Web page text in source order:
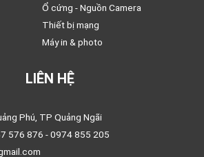
Ổ cứng - Nguồn Camera
Thiết bị mạng
Máy in & photo
LIÊN HỆ
Phú, TP Quảng Ngãi
576 876 - 0974 855 205